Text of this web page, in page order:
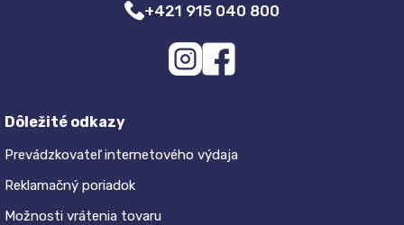
+421 915 040 800
Dôležité odkazy
Prevádzkovateľ internetového výdaja
Reklamačný poriadok
Možnosti vrátenia tovaru